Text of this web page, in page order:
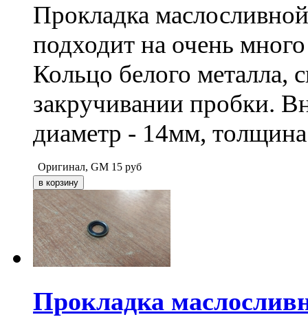
Прокладка
подходит на очень
Кольцо белого металла,
закручивании пробки.
диаметр - 14мм,
Оригинал, GM 15 руб
Прокладка